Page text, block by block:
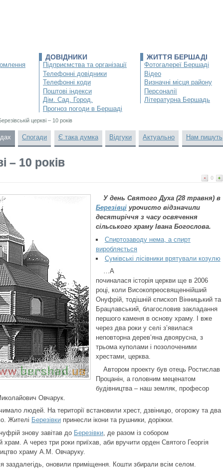
ДОВІДНИКИ
Підприємства та організації
Телефонні довідники
Телефонні коди
Поштові індекси
Дім. Сад. Город.
Прогноз погоди в Бершаді
ЖИТТЯ БЕРШАДІ
Фотогалереї Бершаді
Відео
Визначні місця району
Персоналії
Літературна Бершадь
церкві – 10 років
Спогади Є така думка Відгуки Актуально Нам пишуть
– 10 років
0
У день Святого Духа (28 травня) в
Березівці урочисто відзначили
десятиріччя з часу освячення
сільського храму Івана Богослова.
Спиртозаводу нема, а спирт
виробляється
Сумівські лісівники врятували козулю
…А
починалася історія церкви ще в 2006
році, коли Високопреосвященнійший
Онуфрій, тодішній єпископ Вінницький та
Брацлавський, благословив закладання
першого каменя в основу храму. І вже
через два роки у селі з’явилася
неповторна дерев’яна двоярусна, з
трьома куполами і позолоченими
хрестами, церква.
Автором проекту був отець Ростислав
Процанін, а головним меценатом
будівництва – наш земляк, професор
Овчарук.
людей. На території встановили хрест, дзвіницю, огорожу та два
Жителі Березівки принесли ікони та рушники, доріжки.
знову завітав до Березівки , де разом із собором
А через три роки приїхав, аби вручити орден Святого Георгія
храму А.М. Овчаруку.
заздалегідь, оновили приміщення. Кошти збирали всім селом.